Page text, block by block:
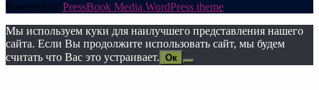
Powered by PressBook Media WordPress theme
Мы используем куки для наилучшего представления нашего
сайта. Если Вы продолжите использовать сайт, мы будем
считать что Вас это устраивает. Ок